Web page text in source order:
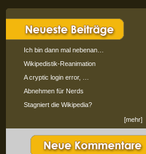
Ich bin dann mal nebenan…
Wikipedistik-Reanimation
A cryptic login error, …
Abnehmen für Nerds
Stagniert die Wikipedia?
[mehr]